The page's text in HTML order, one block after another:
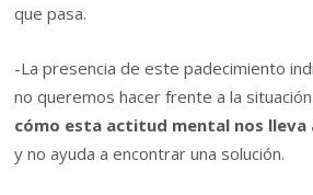
que pasa.
-La presencia de este padecimiento
no queremos hacer frente a la
cómo esta actitud mental nos lleva
y no ayuda a encontrar una solución.